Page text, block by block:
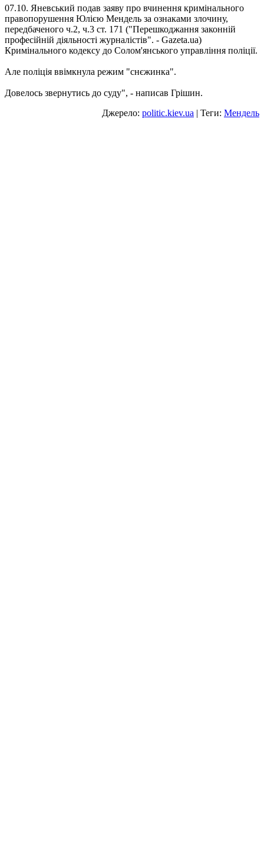
07.10. Яневський подав заяву про вчинення кримінального
правопорушення Юлією Мендель за ознаками злочину,
передбаченого ч.2, ч.3 ст. 171 ("Перешкоджання законній
професійній діяльності журналістів". - Gazeta.ua)
Кримінального кодексу до Солом'янського управління поліції.
Але поліція ввімкнула режим "снєжинка".
Довелось звернутись до суду", - написав Грішин.
Джерело: politic.kiev.ua | Теги: Мендель